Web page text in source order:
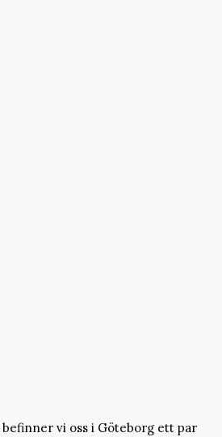
befinner vi oss i Göteborg ett par